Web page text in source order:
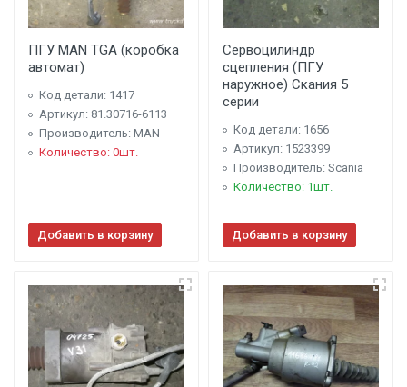
ПГУ MAN TGA (коробка
автомат)
Код детали: 1417
Артикул: 81.30716-6113
Производитель: MAN
Количество: 0шт.
Добавить в корзину
Сервоцилиндр
сцепления (ПГУ
наружное) Скания 5
серии
Код детали: 1656
Артикул: 1523399
Производитель: Scania
Количество: 1шт.
Добавить в корзину